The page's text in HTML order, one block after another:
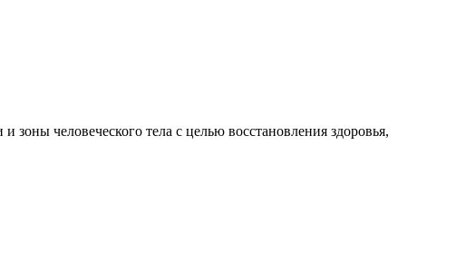
человеческого тела с целью восстановления здоровья,